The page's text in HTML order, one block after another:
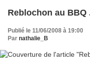
Reblochon au
Publié le 11/06/2008 à 19:00
Par nathalie_B